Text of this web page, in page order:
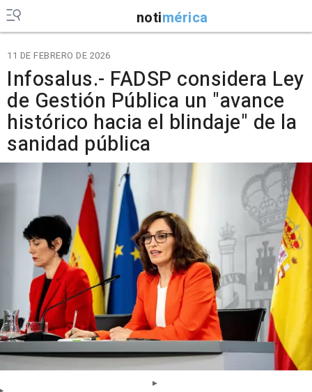
notimérica
11 DE FEBRERO DE 2026
Infosalus.- FADSP considera Ley
de Gestión Pública un "avance
histórico hacia el blindaje" de la
sanidad pública